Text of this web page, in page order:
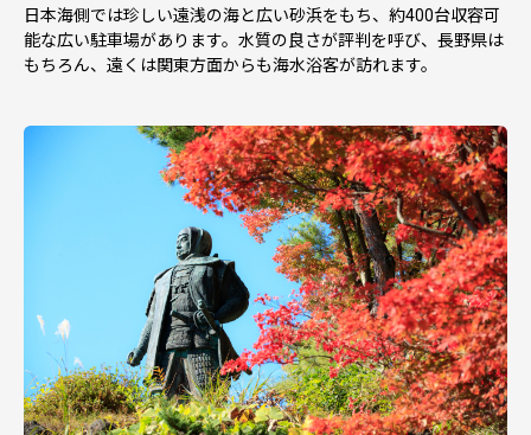
日本海側では珍しい遠浅の海と広い砂浜をもち、約400台収容可
能な広い駐車場があります。水質の良さが評判を呼び、長野県は
もちろん、遠くは関東方面からも海水浴客が訪れます。